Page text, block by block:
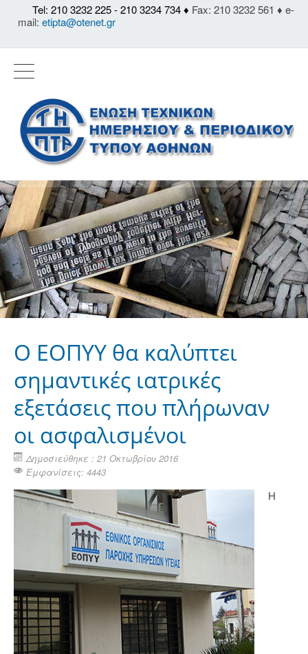
Tel: 210 3232 225 - 210 3234 734 ♦ Fax: 210 3232 561 ♦ e-
mail: etipta@otenet.gr
Ο ΕΟΠΥΥ θα καλύπτει
σημαντικές ιατρικές
εξετάσεις που πλήρωναν
οι ασφαλισμένοι
Δημοσιεύθηκε : 21 Οκτωβρίου 2016
Εμφανίσεις: 4443
Η